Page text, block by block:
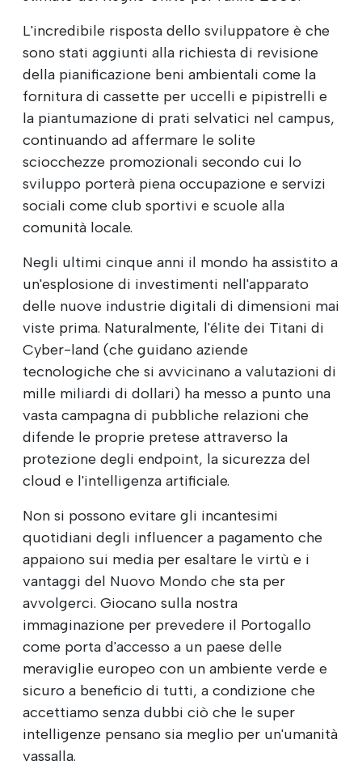
L'incredibile risposta dello sviluppatore è che
sono stati aggiunti alla richiesta di revisione
della pianificazione beni ambientali come la
fornitura di cassette per uccelli e pipistrelli e
la piantumazione di prati selvatici nel campus,
continuando ad affermare le solite
sciocchezze promozionali secondo cui lo
sviluppo porterà piena occupazione e servizi
sociali come club sportivi e scuole alla
comunità locale.
Negli ultimi cinque anni il mondo ha assistito a
un'esplosione di investimenti nell'apparato
delle nuove industrie digitali di dimensioni mai
viste prima. Naturalmente, l'élite dei Titani di
Cyber-land (che guidano aziende
tecnologiche che si avvicinano a valutazioni di
mille miliardi di dollari) ha messo a punto una
vasta campagna di pubbliche relazioni che
difende le proprie pretese attraverso la
protezione degli endpoint, la sicurezza del
cloud e l'intelligenza artificiale.
Non si possono evitare gli incantesimi
quotidiani degli influencer a pagamento che
appaiono sui media per esaltare le virtù e i
vantaggi del Nuovo Mondo che sta per
avvolgerci. Giocano sulla nostra
immaginazione per prevedere il Portogallo
come porta d'accesso a un paese delle
meraviglie europeo con un ambiente verde e
sicuro a beneficio di tutti, a condizione che
accettiamo senza dubbi ciò che le super
intelligenze pensano sia meglio per un'umanità
vassalla.